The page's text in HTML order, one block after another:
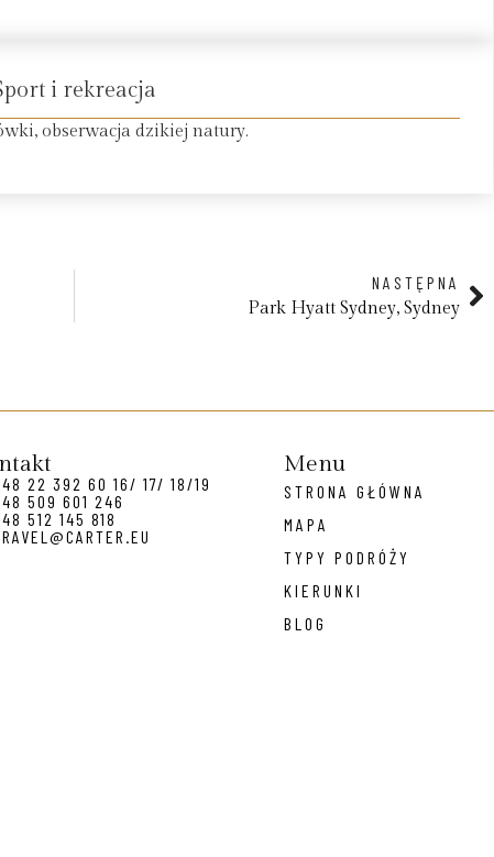
i rekreacja
obserwacja dzikiej natury.
NASTĘPNA
Park Hyatt Sydney, Sydney
22 392 60 16/ 17/ 18/19
509 601 246
512 145 818
Menu
STRONA GŁÓWNA
MAPA
TYPY PODRÓŻY
KIERUNKI
BLOG